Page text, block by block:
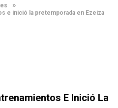
»
e inició la pretemporada en Ezeiza
E Inició La